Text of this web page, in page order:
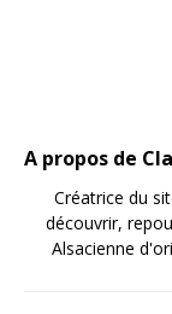
A propos de
Créatrice du
découvrir,
Alsacienne